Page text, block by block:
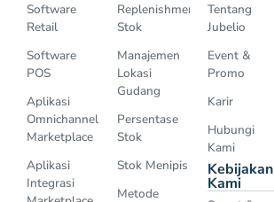
Software
Retail
Software
POS
Aplikasi
Omnichannel
Marketplace
Aplikasi
Integrasi
Replenishment
Stok
Manajemen
Lokasi
Gudang
Persentase
Stok
Stok Menipis
Metode
Tentang
Jubelio
Event &
Promo
Karir
Hubungi
Kami
Kebijakan
Kami